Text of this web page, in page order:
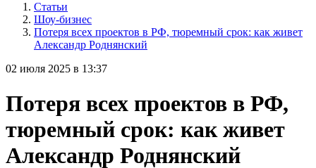
Статьи
Шоу-бизнес
Потеря всех проектов в РФ, тюремный срок: как живет
Александр Роднянский
02 июля 2025 в 13:37
Потеря всех проектов в РФ,
тюремный срок: как живет
Александр Роднянский